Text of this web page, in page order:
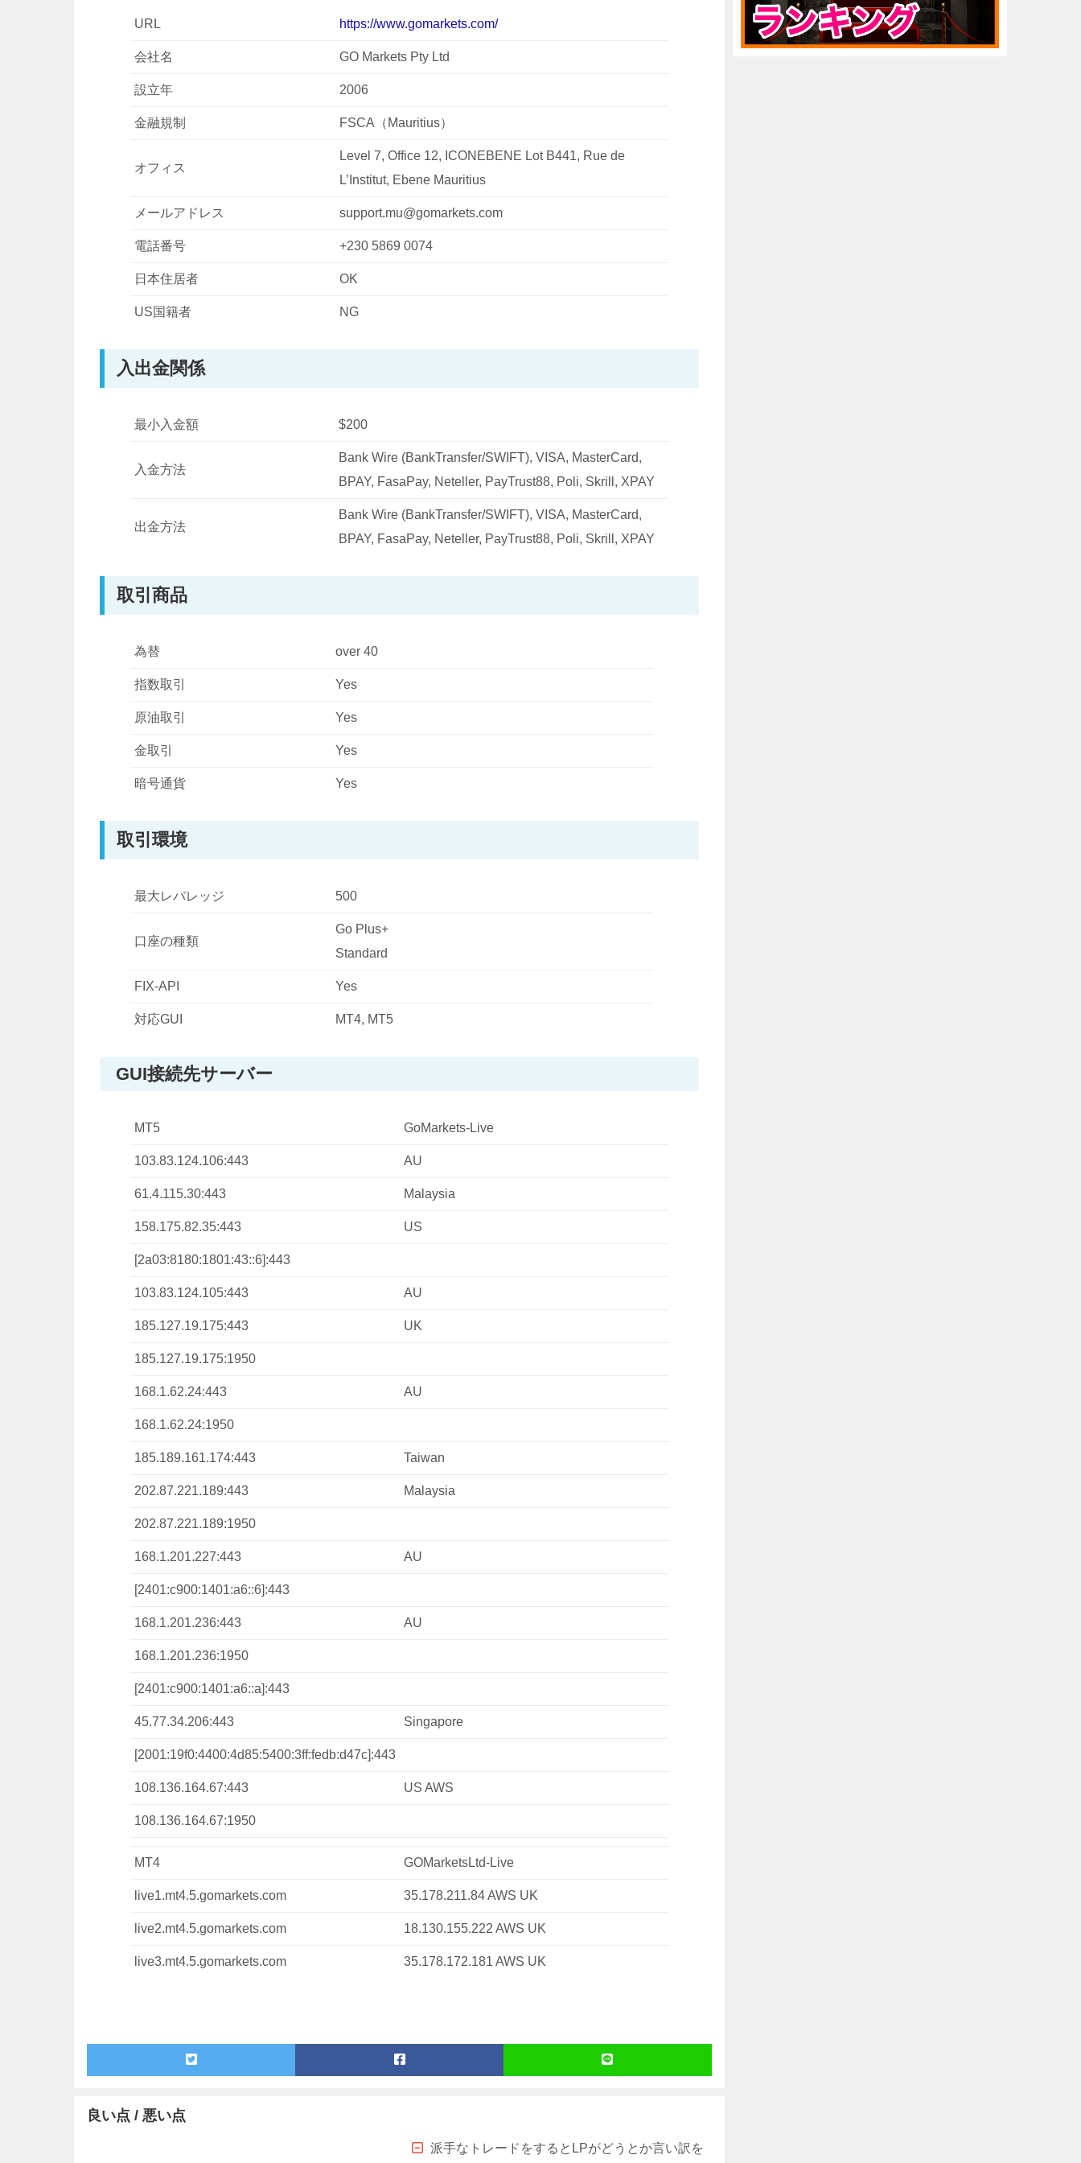
URL https://www.gomarkets.com/
会社名 GO Markets Pty Ltd
設立年 2006
金融規制 FSCA（Mauritius）
オフィス
Level 7, Office 12, ICONEBENE Lot B441, Rue de
L’Institut, Ebene Mauritius
メールアドレス support.mu@gomarkets.com
電話番号 +230 5869 0074
日本住居者 OK
US国籍者 NG
入出金関係
最小入金額 $200
入金方法
Bank Wire (BankTransfer/SWIFT), VISA, MasterCard,
BPAY, FasaPay, Neteller, PayTrust88, Poli, Skrill, XPAY
出金方法
Bank Wire (BankTransfer/SWIFT), VISA, MasterCard,
BPAY, FasaPay, Neteller, PayTrust88, Poli, Skrill, XPAY
取引商品
為替 over 40
指数取引 Yes
原油取引 Yes
金取引 Yes
暗号通貨 Yes
取引環境
最大レバレッジ 500
口座の種類
Go Plus+
Standard
FIX-API Yes
対応GUI MT4, MT5
GUI接続先サーバー
MT5 GoMarkets-Live
103.83.124.106:443 AU
61.4.115.30:443 Malaysia
158.175.82.35:443 US
[2a03:8180:1801:43::6]:443
103.83.124.105:443 AU
185.127.19.175:443 UK
185.127.19.175:1950
168.1.62.24:443 AU
168.1.62.24:1950
185.189.161.174:443 Taiwan
202.87.221.189:443 Malaysia
202.87.221.189:1950
168.1.201.227:443 AU
[2401:c900:1401:a6::6]:443
168.1.201.236:443 AU
168.1.201.236:1950
[2401:c900:1401:a6::a]:443
45.77.34.206:443 Singapore
[2001:19f0:4400:4d85:5400:3ff:fedb:d47c]:443
108.136.164.67:443 US AWS
108.136.164.67:1950
MT4 GOMarketsLtd-Live
live1.mt4.5.gomarkets.com 35.178.211.84 AWS UK
live2.mt4.5.gomarkets.com 18.130.155.222 AWS UK
live3.mt4.5.gomarkets.com 35.178.172.181 AWS UK
良い点 / 悪い点
派手なトレードをするとLPがどうとか言い訳を